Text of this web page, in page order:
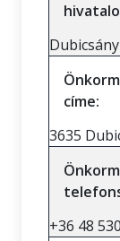
címe:
3635
+36 48